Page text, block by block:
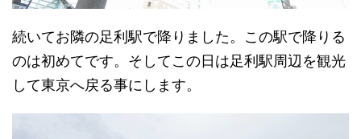
続いてお隣の足利駅で降りました。この駅で降りる
のは初めてです。そしてこの日は足利駅周辺を観光
して東京へ戻る事にします。